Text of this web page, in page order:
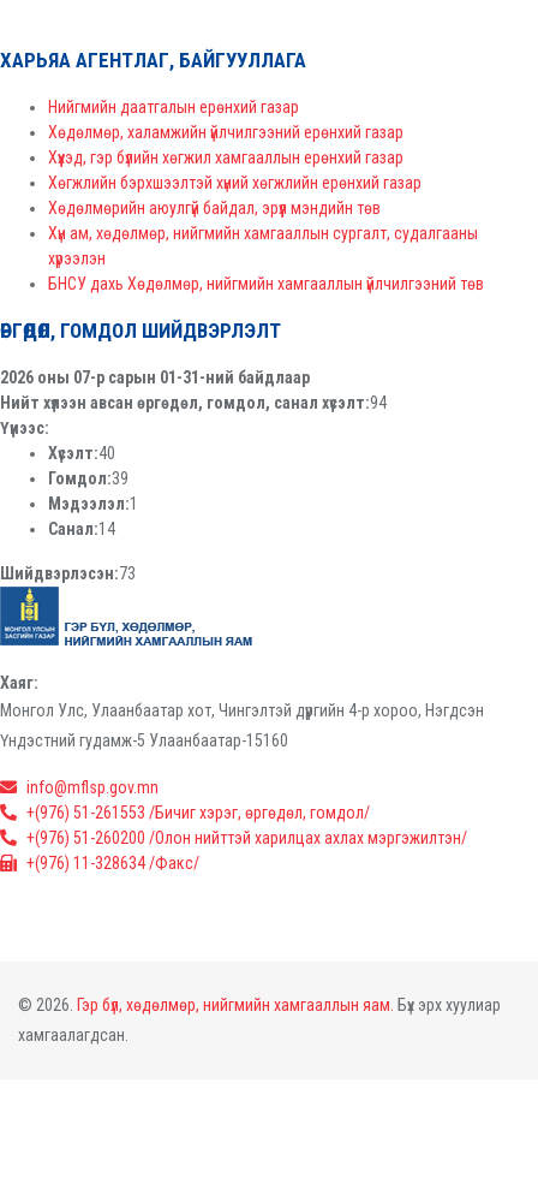
ХАРЬЯА АГЕНТЛАГ, БАЙГУУЛЛАГА
Нийгмийн даатгалын ерөнхий газар
Хөдөлмөр, халамжийн үйлчилгээний ерөнхий газар
Хүүхэд, гэр бүлийн хөгжил хамгааллын ерөнхий газар
Хөгжлийн бэрхшээлтэй хүний хөгжлийн ерөнхий газар
Хөдөлмөрийн аюулгүй байдал, эрүүл мэндийн төв
Хүн ам, хөдөлмөр, нийгмийн хамгааллын сургалт, судалгааны
хүрээлэн
БНСУ дахь Хөдөлмөр, нийгмийн хамгааллын үйлчилгээний төв
ӨРГӨДӨЛ, ГОМДОЛ ШИЙДВЭРЛЭЛТ
2026 оны 07-р сарын 01-31-ний байдлаар
Нийт хүлээн авсан өргөдөл, гомдол, санал хүсэлт:94
Үүнээс:
Хүсэлт:40
Гомдол:39
Мэдээлэл:1
Санал:14
Шийдвэрлэсэн:73
Хаяг:
Монгол Улс, Улаанбаатар хот, Чингэлтэй дүүргийн 4-р хороо, Нэгдсэн
Үндэстний гудамж-5 Улаанбаатар-15160
info@mflsp.gov.mn
+(976) 51-261553 /Бичиг хэрэг, өргөдөл, гомдол/
+(976) 51-260200 /Олон нийттэй харилцах ахлах мэргэжилтэн/
+(976) 11-328634 /Факс/
© 2026. Гэр бүл, хөдөлмөр, нийгмийн хамгааллын яам. Бүх эрх хуулиар
хамгаалагдсан.